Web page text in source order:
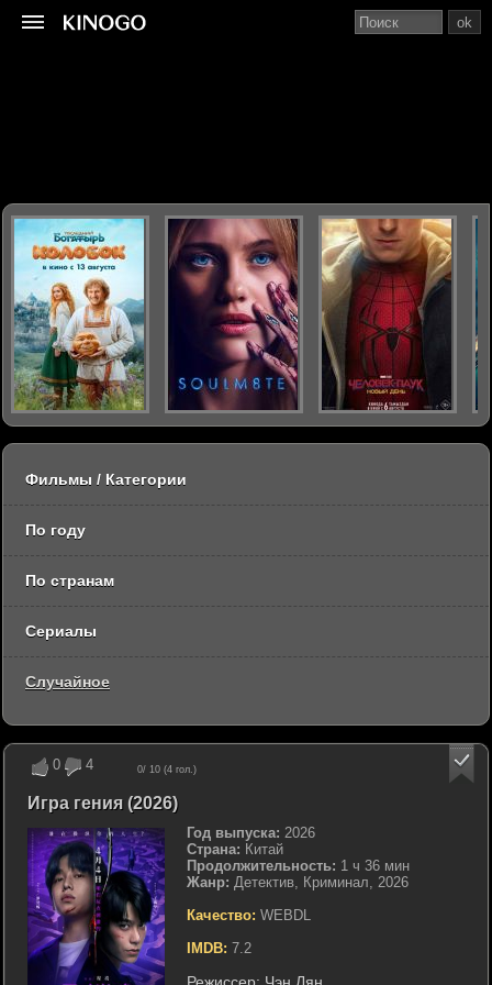
0 4 0/ 10 (4 гол.)
Игра гения (2026)
Год выпуска: 2026
Страна: Китай
Продолжительность: 1 ч 36 мин
Жанр: Детектив, Криминал, 2026
Качество: WEBDL
IMDB: 7.2
ok
Фильмы / Категории
По году
По странам
Сериалы
Случайное